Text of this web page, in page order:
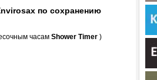
по сохранению
часам Shower Timer )